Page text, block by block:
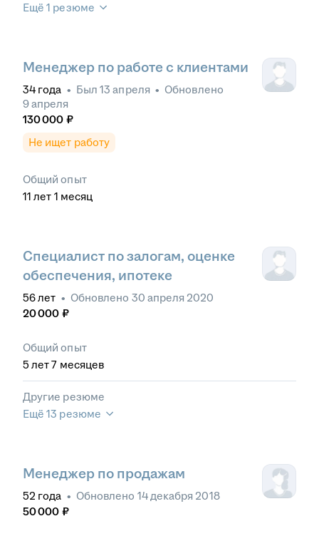
Ещё 1 резюме
Менеджер по работе с клиентами
34 года • Был 13 апреля • Обновлено
9 апреля
130 000 ₽
Не ищет работу
Общий опыт
11 лет 1 месяц
Специалист по залогам, оценке
обеспечения, ипотеке
56лет • Обновлено 30 апреля 2020
20 000 ₽
Общий опыт
5 лет 7 месяцев
Другие резюме
Ещё 13 резюме
Менеджер по продажам
52 года • Обновлено 14 декабря 2018
50 000 ₽